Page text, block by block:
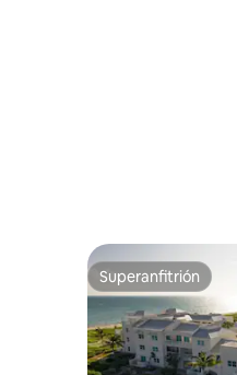
Superanfitrión
Superanfitrión